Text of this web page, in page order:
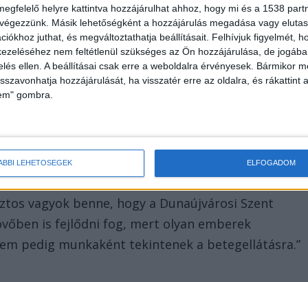
helyre kattintva hozzájárulhat ahhoz, hogy mi és a 1538
Másik lehetőségként a hozzájárulás megadása vagy
juthat, és megváltoztathatja beállításait. Felhívjuk figyelmét,
nem feltétlenül szükséges az Ön hozzájárulása, de
ellen. A beállításai csak erre a weboldalra érvényesek. Bármikor
hozzájárulását, ha visszatér erre az oldalra, és rákattint
gombra.
LEHETŐSÉGEK ELFOGADOM
Pantaleon Kórház-Rendelőintézet főigazgatói
kiemelve a kórház fejlődését és a térség
Örs búcsúlevelében úgy fogalmazott:
a tagja lehettem. Büszke vagyok
vagyok benne, hogy a Dunaújvárosi Szent
is fejlődni fog, mert olyan emberek
pedig munkaként tekintenek a betegellátásra.”